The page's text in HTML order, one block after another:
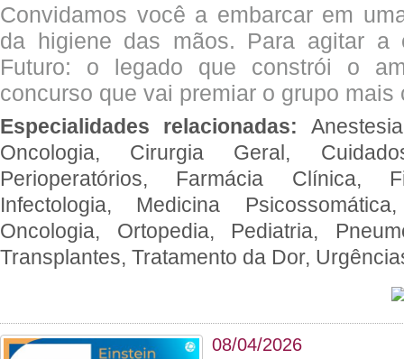
Convidamos você a embarcar em
da higiene das mãos. Para agitar a
Futuro: o legado que constrói o
concurso que vai premiar o grupo mais
Especialidades relacionadas:
Oncologia, Cirurgia Geral,
Perioperatórios, Farmácia Clínica,
Infectologia, Medicina
Oncologia, Ortopedia, Pediatria,
Transplantes, Tratamento da Dor,
08/04/2026